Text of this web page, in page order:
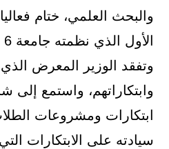
والبحث العلمي، ختام
وتفقد الوزير المعرض
وابتكاراتهم، واستمع
ابتكارات ومشروعات
سيادته على الابتكارات